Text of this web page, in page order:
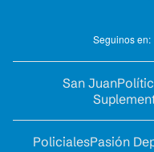
Seguinos en:
San Juan
PolicialesPasión